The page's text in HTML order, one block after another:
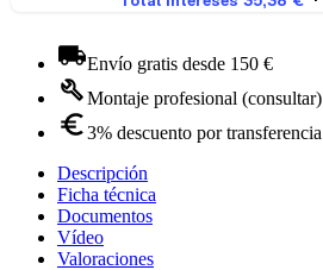
Envío gratis desde 150 €
Montaje profesional (consultar)
3% descuento por transferencia
Descripción
Ficha técnica
Documentos
Vídeo
Valoraciones